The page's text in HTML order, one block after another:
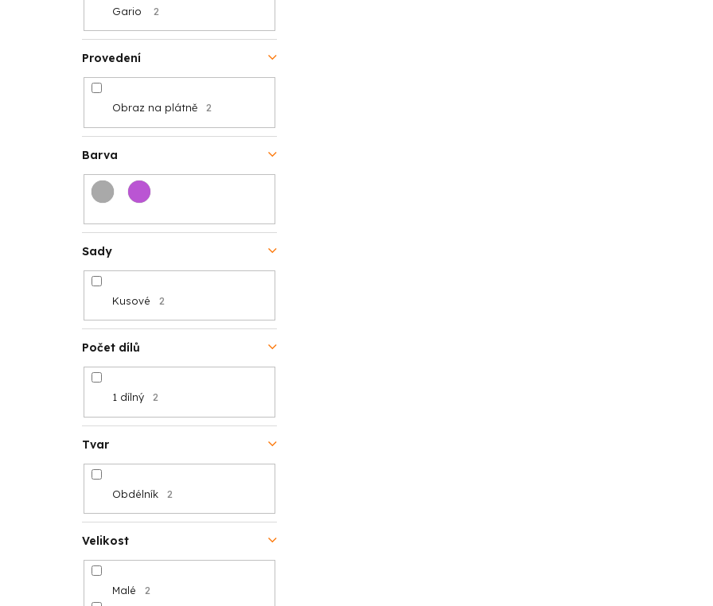
Gario 2
Provedení
Obraz na plátně 2
Barva
Sady
Kusové 2
Počet dílů
1 dílný 2
Tvar
Obdélník 2
Velikost
Malé 2